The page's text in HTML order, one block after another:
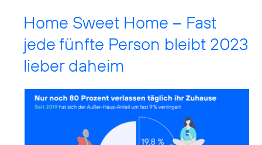
Home Sweet Home – Fast
jede fünfte Person bleibt 2023
lieber daheim